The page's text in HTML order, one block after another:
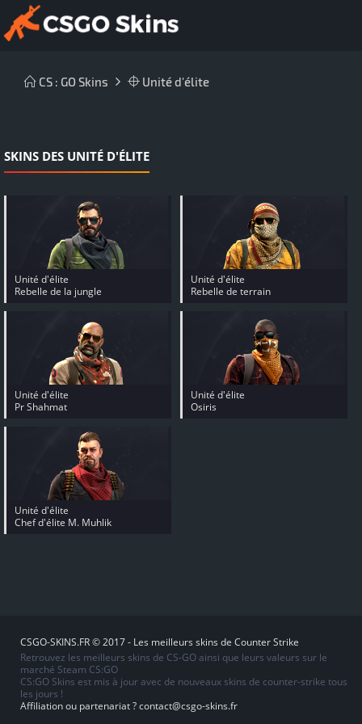
CS : GO Skins Unité d'élite
SKINS DES UNITÉ D'ÉLITE
Unité d'élite
Rebelle de la jungle
Unité d'élite
Rebelle de terrain
Unité d'élite
Pr Shahmat
Unité d'élite
Osiris
Unité d'élite
Chef d'élite M. Muhlik
CSGO-SKINS.FR © 2017 - Les meilleurs skins de Counter Strike
Retrouvez les meilleurs skins de CS-GO ainsi que leurs valeurs sur le
marché Steam CS:GO
CS:GO Skins est mis à jour avec de nouveaux skins de counter-strike tous
les jours !
Affiliation ou partenariat ?contact@csgo-skins.fr